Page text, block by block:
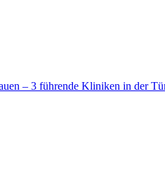
– 3 führende Kliniken in der